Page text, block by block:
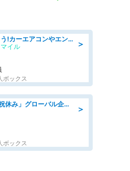
＞
自動車工場で働こう!カーエアコンやエンジンの製造・加工業務/寮完備 denso aichi
イル
ボックス
＞
09月開始/「土日祝休み」グローバル企業での産業保健のお仕事/保健師/高時給/残業なし/服装自由
ボックス